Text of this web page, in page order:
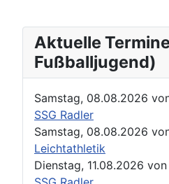
Aktuelle
Fußballjugend)
Samstag, 08.08.2026
SSG Radler
Samstag, 08.08.2026
Leichtathletik
Dienstag, 11.08.2026 von